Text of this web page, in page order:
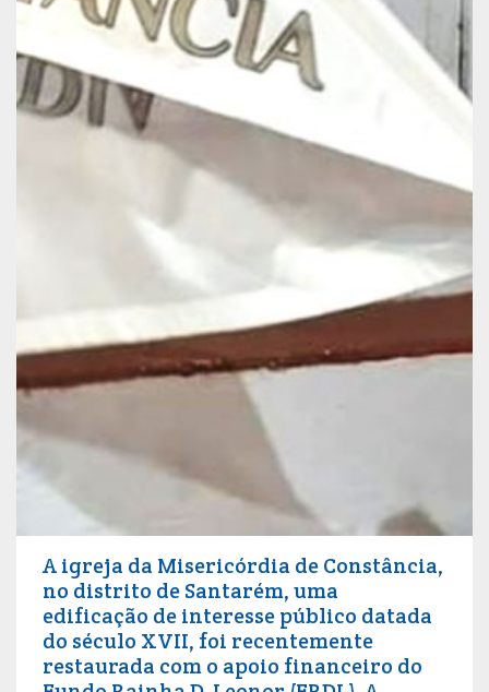
A igreja da Misericórdia de Constância,
no distrito de Santarém, uma
edificação de interesse público datada
do século XVII, foi recentemente
restaurada com o apoio financeiro do